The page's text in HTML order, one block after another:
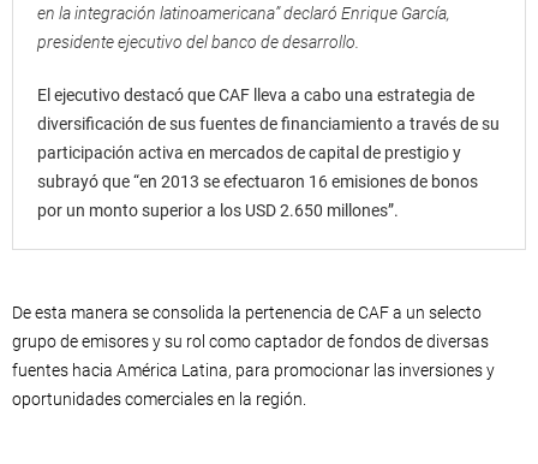
en la integración latinoamericana” declaró Enrique García,
presidente ejecutivo del banco de desarrollo.
El ejecutivo destacó que CAF lleva a cabo una estrategia de
diversificación de sus fuentes de financiamiento a través de su
participación activa en mercados de capital de prestigio y
subrayó que “en 2013 se efectuaron 16 emisiones de bonos
por un monto superior a los USD 2.650 millones”.
De esta manera se consolida la pertenencia de CAF a un selecto
grupo de emisores y su rol como captador de fondos de diversas
fuentes hacia América Latina, para promocionar las inversiones y
oportunidades comerciales en la región.